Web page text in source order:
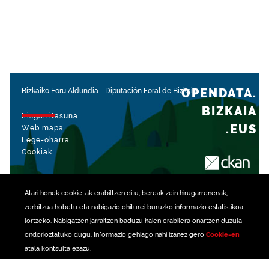
Atari honek cookie-ak erabiltzen ditu, bereak zein hirugarrenenak,
zerbitzua hobetu eta nabigazio ohiturei buruzko informazio estatistikoa
lortzeko. Nabigatzen jarraitzen baduzu haien erabilera onartzen duzula
ondorioztatuko dugu. Informazio gehiago nahi izanez gero Cookie-en
atala kontsulta ezazu.
Bizkaiko Foru Aldundia - Diputación Foral de Bizkaia
Irisgarritasuna
Web mapa
Lege-oharra
Cookiak
OPENDATA.
BIZKAIA
.EUS